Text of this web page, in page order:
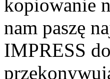
kopiowanie
nam paszę
IMPRESS